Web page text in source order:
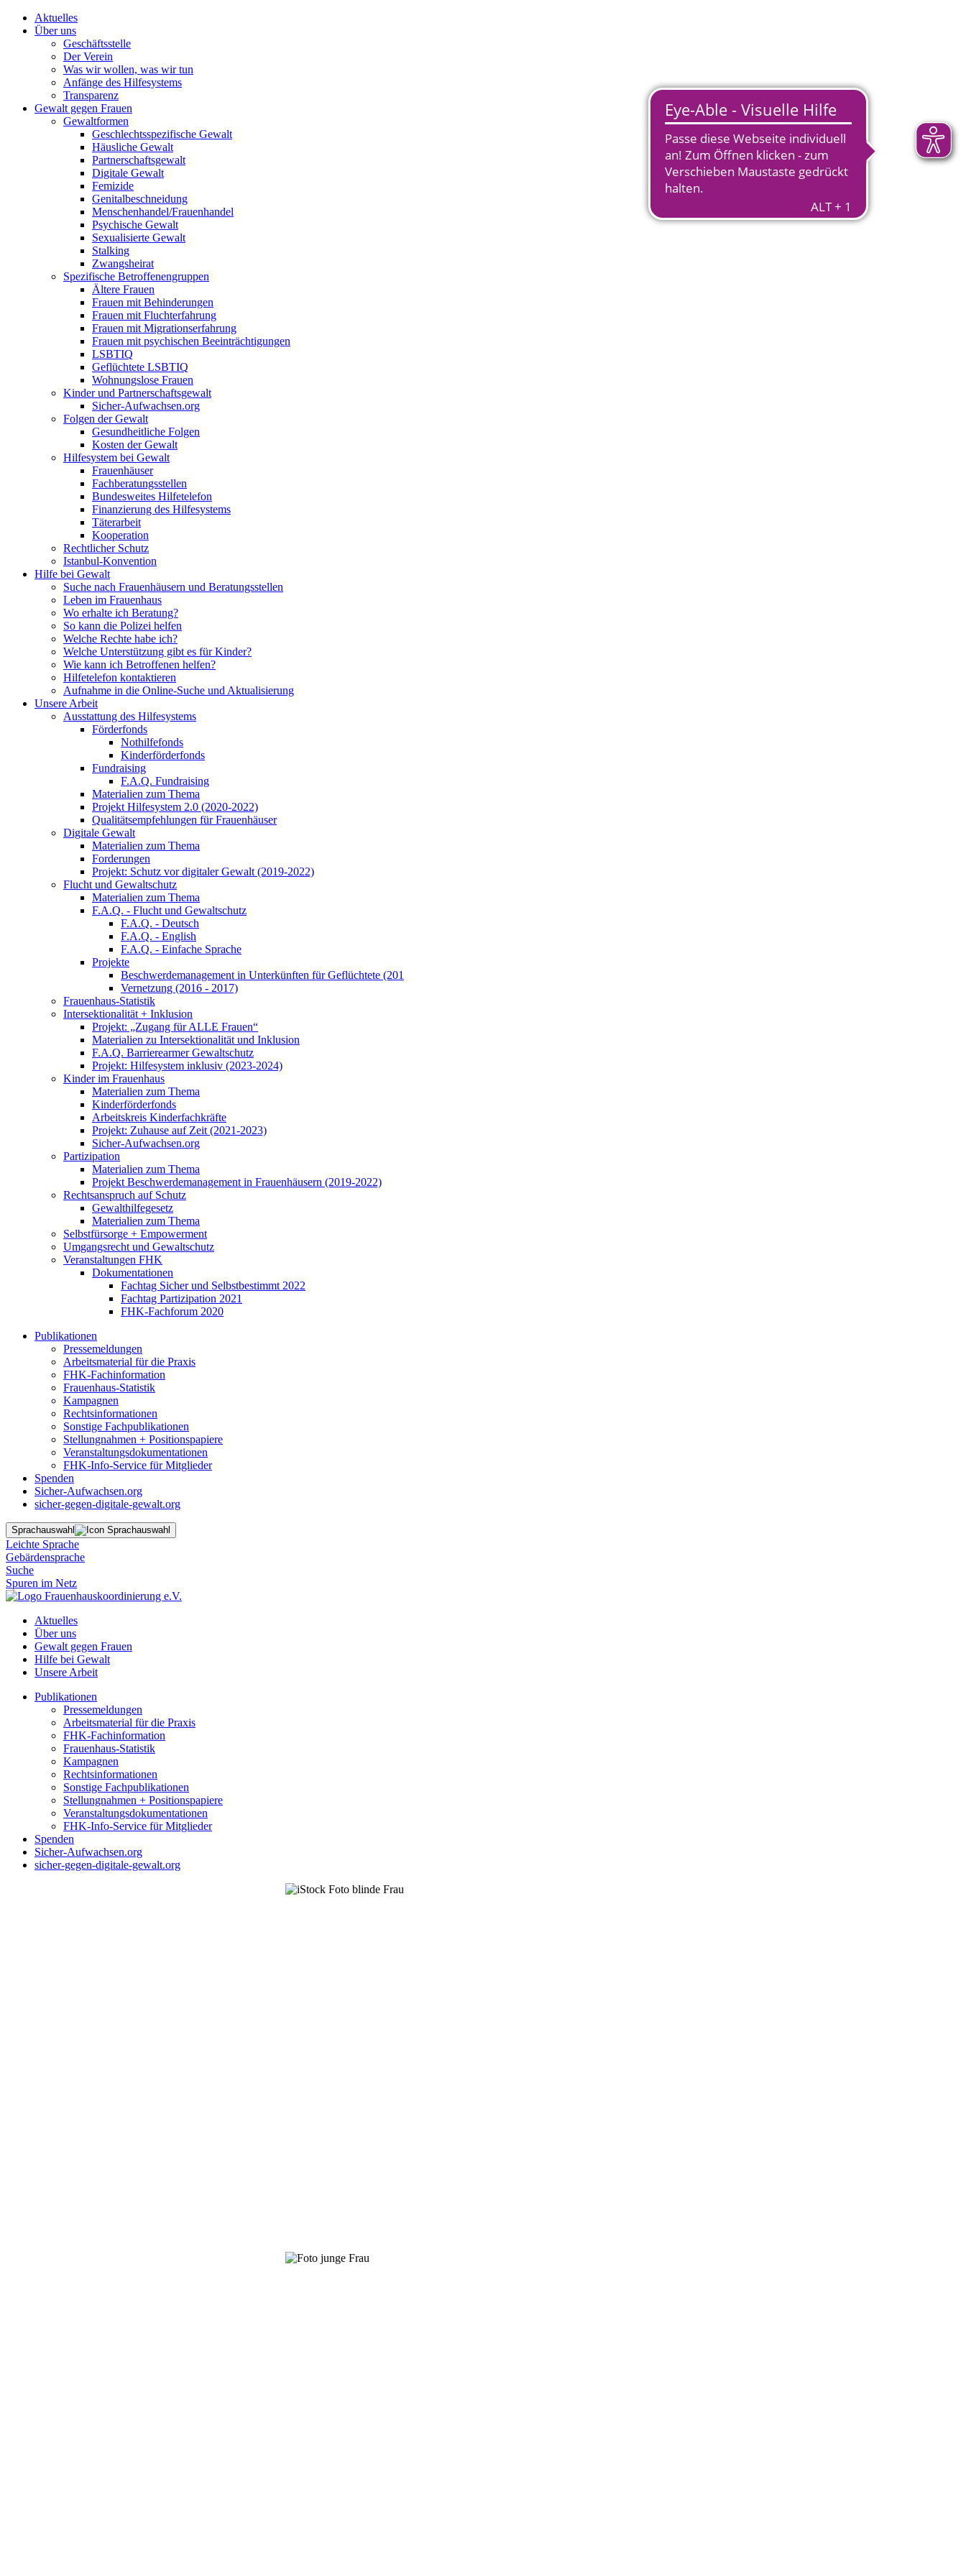
Aktuelles
Über uns
Geschäftsstelle
Der Verein
Was wir wollen, was wir tun
Anfänge des Hilfesystems
Transparenz
Gewalt gegen Frauen
Gewaltformen
Geschlechtsspezifische Gewalt
Häusliche Gewalt
Partnerschaftsgewalt
Digitale Gewalt
Femizide
Genitalbeschneidung
Menschenhandel/Frauenhandel
Psychische Gewalt
Sexualisierte Gewalt
Stalking
Zwangsheirat
Spezifische Betroffenengruppen
Ältere Frauen
Frauen mit Behinderungen
Frauen mit Fluchterfahrung
Frauen mit Migrationserfahrung
Frauen mit psychischen Beeinträchtigungen
LSBTIQ
Geflüchtete LSBTIQ
Wohnungslose Frauen
Kinder und Partnerschaftsgewalt
Sicher-Aufwachsen.org
Folgen der Gewalt
Gesundheitliche Folgen
Kosten der Gewalt
Hilfesystem bei Gewalt
Frauenhäuser
Fachberatungsstellen
Bundesweites Hilfetelefon
Finanzierung des Hilfesystems
Täterarbeit
Kooperation
Rechtlicher Schutz
Istanbul-Konvention
Hilfe bei Gewalt
Suche nach Frauenhäusern und Beratungsstellen
Leben im Frauenhaus
Wo erhalte ich Beratung?
So kann die Polizei helfen
Welche Rechte habe ich?
Welche Unterstützung gibt es für Kinder?
Wie kann ich Betroffenen helfen?
Hilfetelefon kontaktieren
Aufnahme in die Online-Suche und Aktualisierung
Unsere Arbeit
Ausstattung des Hilfesystems
Förderfonds
Nothilfefonds
Kinderförderfonds
Fundraising
F.A.Q. Fundraising
Materialien zum Thema
Projekt Hilfesystem 2.0 (2020-2022)
Qualitätsempfehlungen für Frauenhäuser
Digitale Gewalt
Materialien zum Thema
Forderungen
Projekt: Schutz vor digitaler Gewalt (2019-2022)
Flucht und Gewaltschutz
Materialien zum Thema
F.A.Q. - Flucht und Gewaltschutz
F.A.Q. - Deutsch
F.A.Q. - English
F.A.Q. - Einfache Sprache
Projekte
Beschwerdemanagement in Unterkünften für Geflüchtete (201
Vernetzung (2016 - 2017)
Frauenhaus-Statistik
Intersektionalität + Inklusion
Projekt: „Zugang für ALLE Frauen“
Materialien zu Intersektionalität und Inklusion
F.A.Q. Barrierearmer Gewaltschutz
Projekt: Hilfesystem inklusiv (2023-2024)
Kinder im Frauenhaus
Materialien zum Thema
Kinderförderfonds
Arbeitskreis Kinderfachkräfte
Projekt: Zuhause auf Zeit (2021-2023)
Sicher-Aufwachsen.org
Partizipation
Materialien zum Thema
Projekt Beschwerdemanagement in Frauenhäusern (2019-2022)
Rechtsanspruch auf Schutz
Gewalthilfegesetz
Materialien zum Thema
Selbstfürsorge + Empowerment
Umgangsrecht und Gewaltschutz
Veranstaltungen FHK
Dokumentationen
Fachtag Sicher und Selbstbestimmt 2022
Fachtag Partizipation 2021
FHK-Fachforum 2020
Publikationen
Pressemeldungen
Arbeitsmaterial für die Praxis
FHK-Fachinformation
Frauenhaus-Statistik
Kampagnen
Rechtsinformationen
Sonstige Fachpublikationen
Stellungnahmen + Positionspapiere
Veranstaltungsdokumentationen
FHK-Info-Service für Mitglieder
Spenden
Sicher-Aufwachsen.org
sicher-gegen-digitale-gewalt.org
Sprachauswahl
Leichte Sprache
Gebärdensprache
Suche
Spuren im Netz
Aktuelles
Über uns
Gewalt gegen Frauen
Hilfe bei Gewalt
Unsere Arbeit
Publikationen
Pressemeldungen
Arbeitsmaterial für die Praxis
FHK-Fachinformation
Frauenhaus-Statistik
Kampagnen
Rechtsinformationen
Sonstige Fachpublikationen
Stellungnahmen + Positionspapiere
Veranstaltungsdokumentationen
FHK-Info-Service für Mitglieder
Spenden
Sicher-Aufwachsen.org
sicher-gegen-digitale-gewalt.org